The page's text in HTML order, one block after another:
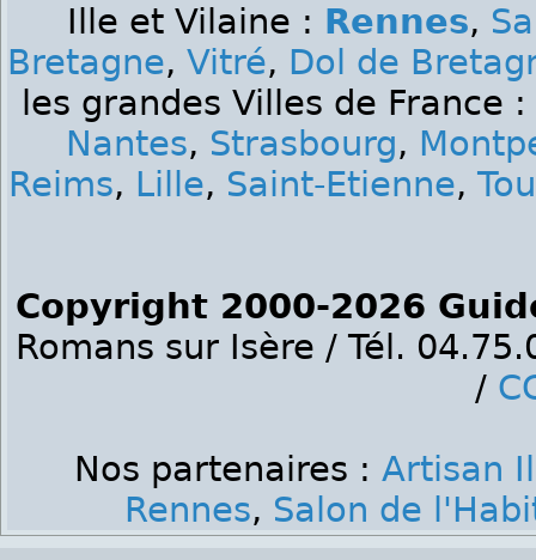
Ille et Vilaine : Rennes,
Bretagne, Vitré, Dol de
les grandes Villes de France :
Nantes, Strasbourg,
Reims, Lille, Saint-Etienne,
Copyright 2000-2026
Romans sur Isère / Tél.
/
Nos partenaires : Artisan
Rennes, Salon de